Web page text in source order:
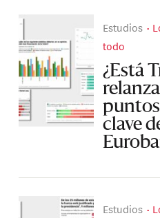
Estudios
todo
¿Está
puntos
clave
Estudios